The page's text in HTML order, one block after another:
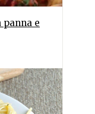
panna e